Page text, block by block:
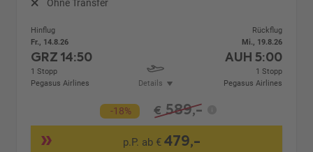
Ohne Transfer
Hinflug
Fr., 14.8.26
GRZ14:50
1 Stopp
Pegasus Airlines
Details
Rückflug
Mi., 19.8.26
AUH 5:00
1 Stopp
Pegasus Airlines
-18% € 589,-
p.P. ab € 479,-